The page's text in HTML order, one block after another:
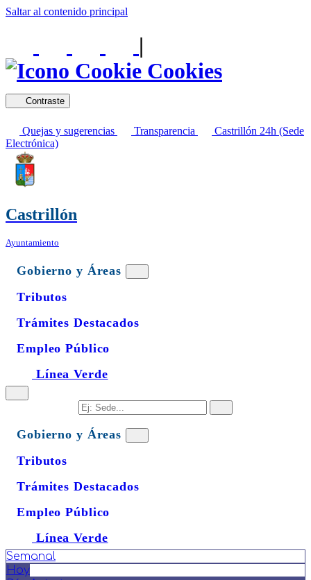
Saltar al contenido principal
|
Cookies
Contraste
Quejas y sugerencias Transparencia
Castrillón 24h (Sede
Electrónica)
Castrillón
Ayuntamiento
Gobierno y Áreas
Tributos
Trámites Destacados
Empleo Público
Línea Verde
Gobierno y Áreas
Tributos
Trámites Destacados
Empleo Público
Línea Verde
Semanal
Hoy